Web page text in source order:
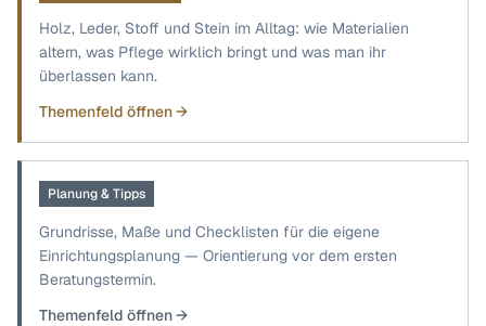
Holz, Leder, Stoff und Stein im Alltag: wie Materialien
altern, was Pflege wirklich bringt und was man ihr
überlassen kann.
Themenfeld öffnen →
Planung & Tipps
Grundrisse, Maße und Checklisten für die eigene
Einrichtungsplanung — Orientierung vor dem ersten
Beratungstermin.
Themenfeld öffnen →